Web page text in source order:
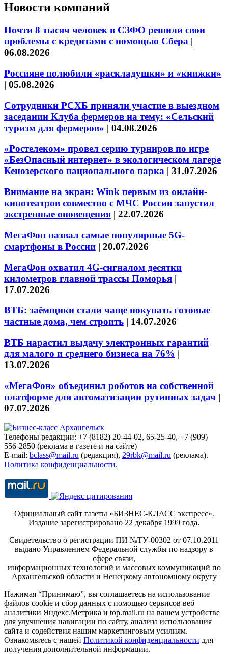
Новости компаний
Почти 8 тысяч человек в СЗФО решили свои
проблемы с кредитами с помощью Сбера |
06.08.2026
Россияне полюбили «раскладушки» и «книжки»
| 05.08.2026
Сотрудники РСХБ приняли участие в выездном
заседании Клуба фермеров на тему: «Сельский
туризм для фермеров» | 04.08.2026
«Ростелеком» провел серию турниров по игре
«БезОпасный интернет» в экологическом лагере
Кенозерского национального парка | 31.07.2026
Внимание на экран: Wink первым из онлайн-
кинотеатров совместно с МЧС России запустил
экстренные оповещения | 22.07.2026
МегаФон назвал самые популярные 5G-
смартфоны в России | 20.07.2026
МегаФон охватил 4G-сигналом десятки
километров главной трассы Поморья |
17.07.2026
ВТБ: заёмщики стали чаще покупать готовые
частные дома, чем строить | 14.07.2026
ВТБ нарастил выдачу электронных гарантий
для малого и среднего бизнеса на 76% |
13.07.2026
«МегаФон» объединил роботов на собственной
платформе для автоматизации рутинных задач |
07.07.2026
Телефоны редакции: +7 (8182) 20-44-02, 65-25-40, +7 (909)
556-2850 (реклама в газете и на сайте)
E-mail: bclass@mail.ru (редакция), 29rbk@mail.ru (реклама).
Политика конфиденциальности.
Официальный сайт газеты «БИЗНЕС-КЛАСС экспресс».
Издание зарегистрировано 22 декабря 1999 года.
Свидетельство о регистрации ПИ №ТУ-00302 от 07.10.2011
выдано Управлением Федеральной службы по надзору в
сфере связи,
информационных технологий и массовых коммуникаций по
Архангельской области и Ненецкому автономному округу
Нажимая “Принимаю”, вы соглашаетесь на использование
файлов cookie и сбор данных с помощью сервисов веб
аналитики Яндекс.Метрика и top.mail.ru на вашем устройстве
для улучшения навигации по сайту, анализа использования
сайта и содействия нашим маркетинговым усилиям.
Ознакомьтесь с нашей Политикой конфиденциальности для
получения дополнительной информации.